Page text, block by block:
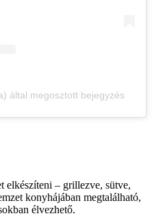
által megosztott bejegyzés
elkészíteni – grillezve, sütve,
konyhájában megtalálható,
élvezhető.